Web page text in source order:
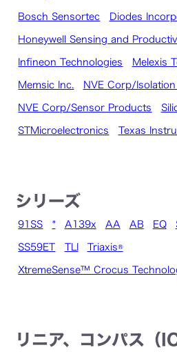
Bosch Sensortec Diodes
Honeywell Sensing and
Infineon Technologies Melexis
Memsic Inc. NVE Corp/
NVE Corp/Sensor Products
STMicroelectronics Texas
シリーズ
91SS * A139x AA AB EQ
SS59ET TLI Triaxis®
XtremeSense™ Crocus
リニア、コンパス（